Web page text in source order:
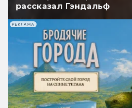
рассказал Гэндальф
РЕКЛАМА